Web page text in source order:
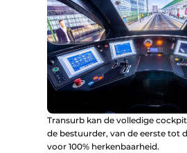
Transurb kan de volledige
de bestuurder, van de eerste tot
voor 100% herkenbaarheid.